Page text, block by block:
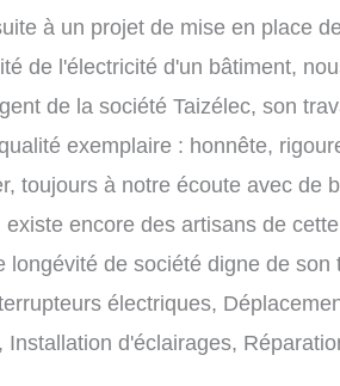
à un projet de mise en place
de l'électricité d'un bâtiment,
de la société Taizélec, son
exemplaire : honnête,
toujours à notre écoute avec de
existe encore des artisans de
longévité de société digne de
électriques,
Installation d'éclairages,